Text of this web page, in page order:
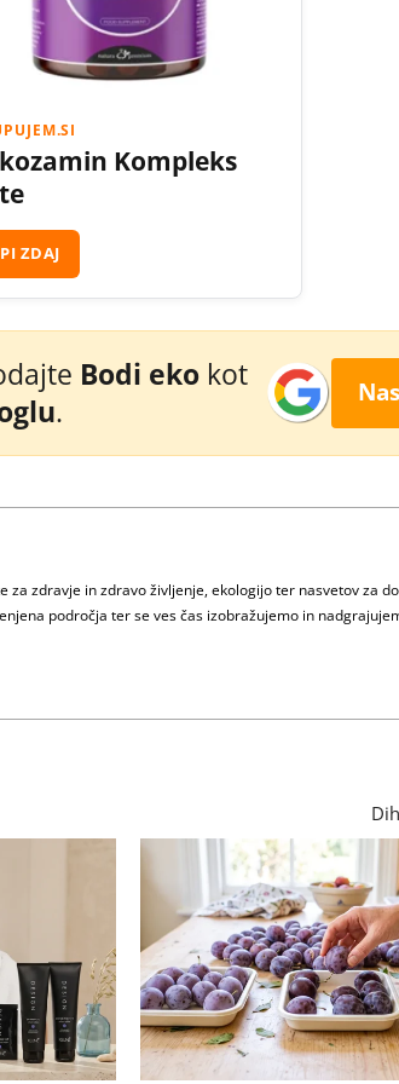
Kompleks
ZDAJ
Bodi eko kot
.
zdravje in zdravo življenje, ekologijo ter nasvetov za
področja ter se ves čas izobražujemo in